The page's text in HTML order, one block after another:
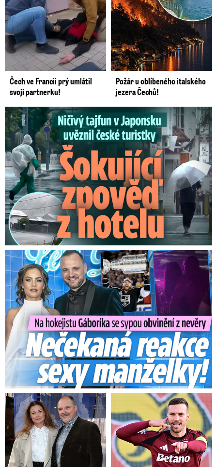
Čech ve Francii prý umlátil
svoji partnerku!
Požár u oblíbeného italského
jezera Čechů!
Ničivý tajfun uvěznil české turistky: Šokující zpověď
Na Gáboríka se sypou obvinění z nevěry: Reakce manželky!